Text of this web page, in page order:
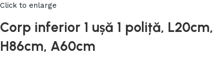
Click to enlarge
Corp inferior 1 ușă 1 poliță, L20cm,
H86cm, A60cm